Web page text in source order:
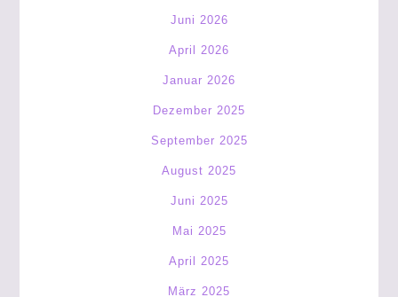
Juni 2026
April 2026
Januar 2026
Dezember 2025
September 2025
August 2025
Juni 2025
Mai 2025
April 2025
März 2025